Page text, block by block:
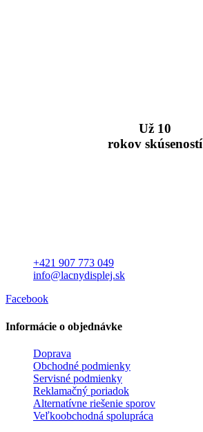
Už 10
rokov skúseností
+421 907 773 049
info@lacnydisplej.sk
Facebook
Informácie o objednávke
Doprava
Obchodné podmienky
Servisné podmienky
Reklamačný poriadok
Alternatívne riešenie sporov
Veľkoobchodná spolupráca